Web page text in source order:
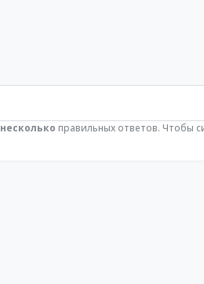
несколько правильных ответов. Чтобы